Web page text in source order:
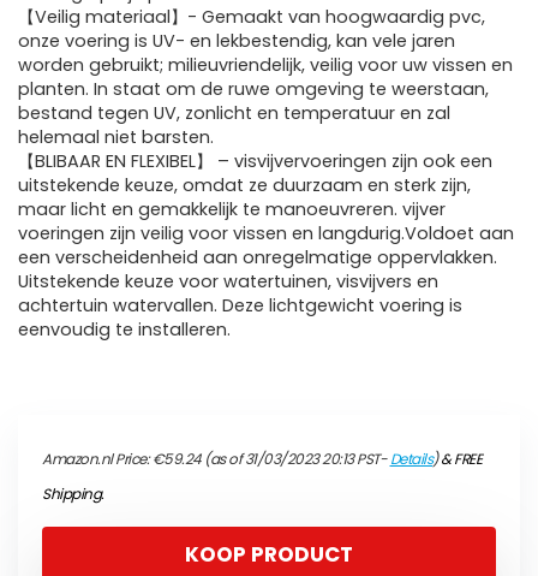
【Veilig materiaal】- Gemaakt van hoogwaardig pvc,
onze voering is UV- en lekbestendig, kan vele jaren
worden gebruikt; milieuvriendelijk, veilig voor uw vissen en
planten. In staat om de ruwe omgeving te weerstaan,
bestand tegen UV, zonlicht en temperatuur en zal
helemaal niet barsten.
【BLIBAAR EN FLEXIBEL】 – visvijvervoeringen zijn ook een
uitstekende keuze, omdat ze duurzaam en sterk zijn,
maar licht en gemakkelijk te manoeuvreren. vijver
voeringen zijn veilig voor vissen en langdurig.Voldoet aan
een verscheidenheid aan onregelmatige oppervlakken.
Uitstekende keuze voor watertuinen, visvijvers en
achtertuin watervallen. Deze lichtgewicht voering is
eenvoudig te installeren.
Amazon.nl Price:€59.24(as of 31/03/2023 20:13 PST-Details)&FREE
Shipping.
KOOP PRODUCT